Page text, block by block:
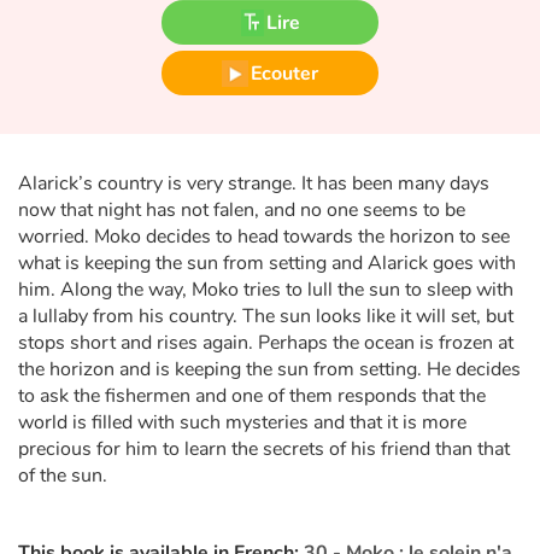
Fable, mythe, littérature et poésie
Héroïnes et héros
Écologie, nature, saisons
Les animaux
Voyage, épopée, enquête, aventure
Autour du monde
Lire
Ecouter
Alarick’s country is very strange. It has been many days
now that night has not falen, and no one seems to be
worried. Moko decides to head towards the horizon to see
what is keeping the sun from setting and Alarick goes with
him. Along the way, Moko tries to lull the sun to sleep with
a lullaby from his country. The sun looks like it will set, but
stops short and rises again. Perhaps the ocean is frozen at
the horizon and is keeping the sun from setting. He decides
to ask the fishermen and one of them responds that the
world is filled with such mysteries and that it is more
precious for him to learn the secrets of his friend than that
of the sun.